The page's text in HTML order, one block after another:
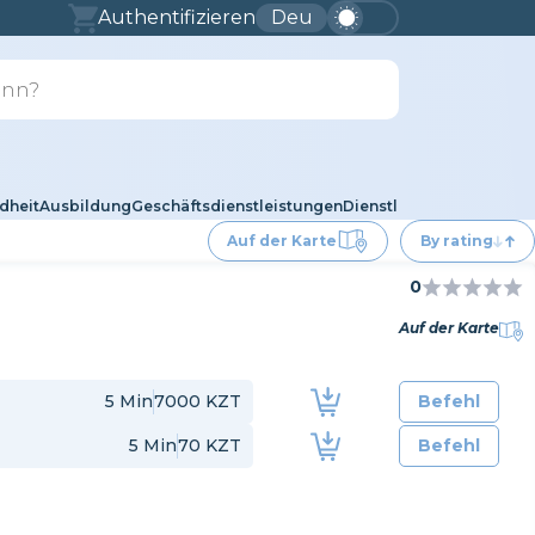
Authentifizieren Deu
AusbildungGeschäftsdienstleistungenDienstleistungen für
Auf der Karte
By rating
Auf der Karte
5 Min7000 KZT Befehl
5 Min70 KZT Befehl
0